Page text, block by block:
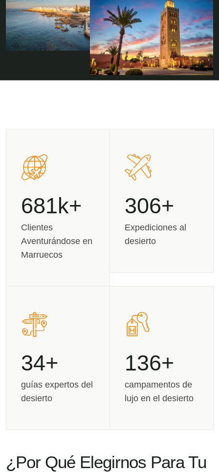
871
Clientes
Aventurándose en
Marruecos
391
Expediciones al
desierto
43
guías expertos del
desierto
174
campamentos de
lujo en el desierto
¿Por Qué Elegirnos Para Tu